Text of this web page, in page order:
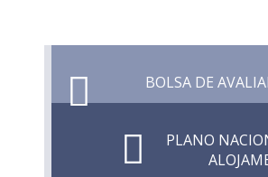
BOLSA DE
PLANO